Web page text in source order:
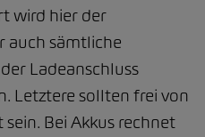
wird hier der
auch sämtliche
Ladeanschluss
Letztere sollten frei von
Bei Akkus rechnet